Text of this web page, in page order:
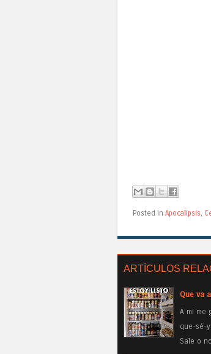
Posted in Apocalipsis
ARTÍCULOS
Que va
A mi me
que-sé-
Sale o